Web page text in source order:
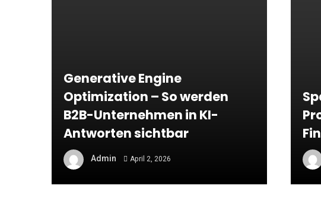
Generative Engine
Optimization – So werden
B2B-Unternehmen in KI-
Antworten sichtbar
Admin April 2, 2026